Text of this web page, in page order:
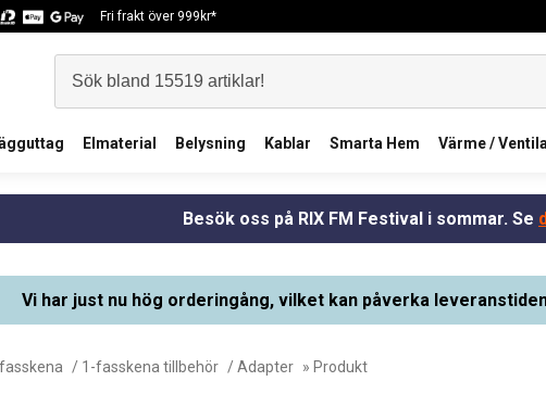
Fri frakt över 999kr*
Elmaterial Belysning Kablar Smarta Hem Värme /
Besök oss på RIX FM Festival i sommar. Se
Vi har just nu hög orderingång, vilket kan påverka
/ 1-fasskena tillbehör /Adapter » Produkt